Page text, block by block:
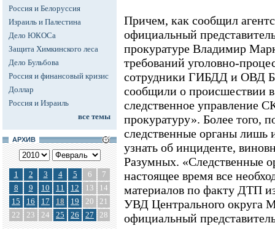
Россия и Белоруссия
Израиль и Палестина
Дело ЮКОСа
Защита Химкинского леса
Дело Бульбова
Россия и финансовый кризис
Доллар
Россия и Израиль
все темы
АРХИВ
1 2 3 4 5 6
7
8
9 10 11 12 13
14
15
16 17 18 19 20
21
22
23 24 25 26 27 28
Причем, как сообщил
официальный
прокуратуре Владимир
требований уголовно-
сотрудники ГИБДД и ОВД
сообщили о происшествии
следственное управление
прокуратуру». Более того,
следственные органы
узнать об инциденте,
Разумных. «Следственные
настоящее время все
материалов по факту ДТП
УВД Центрального округа
официальный